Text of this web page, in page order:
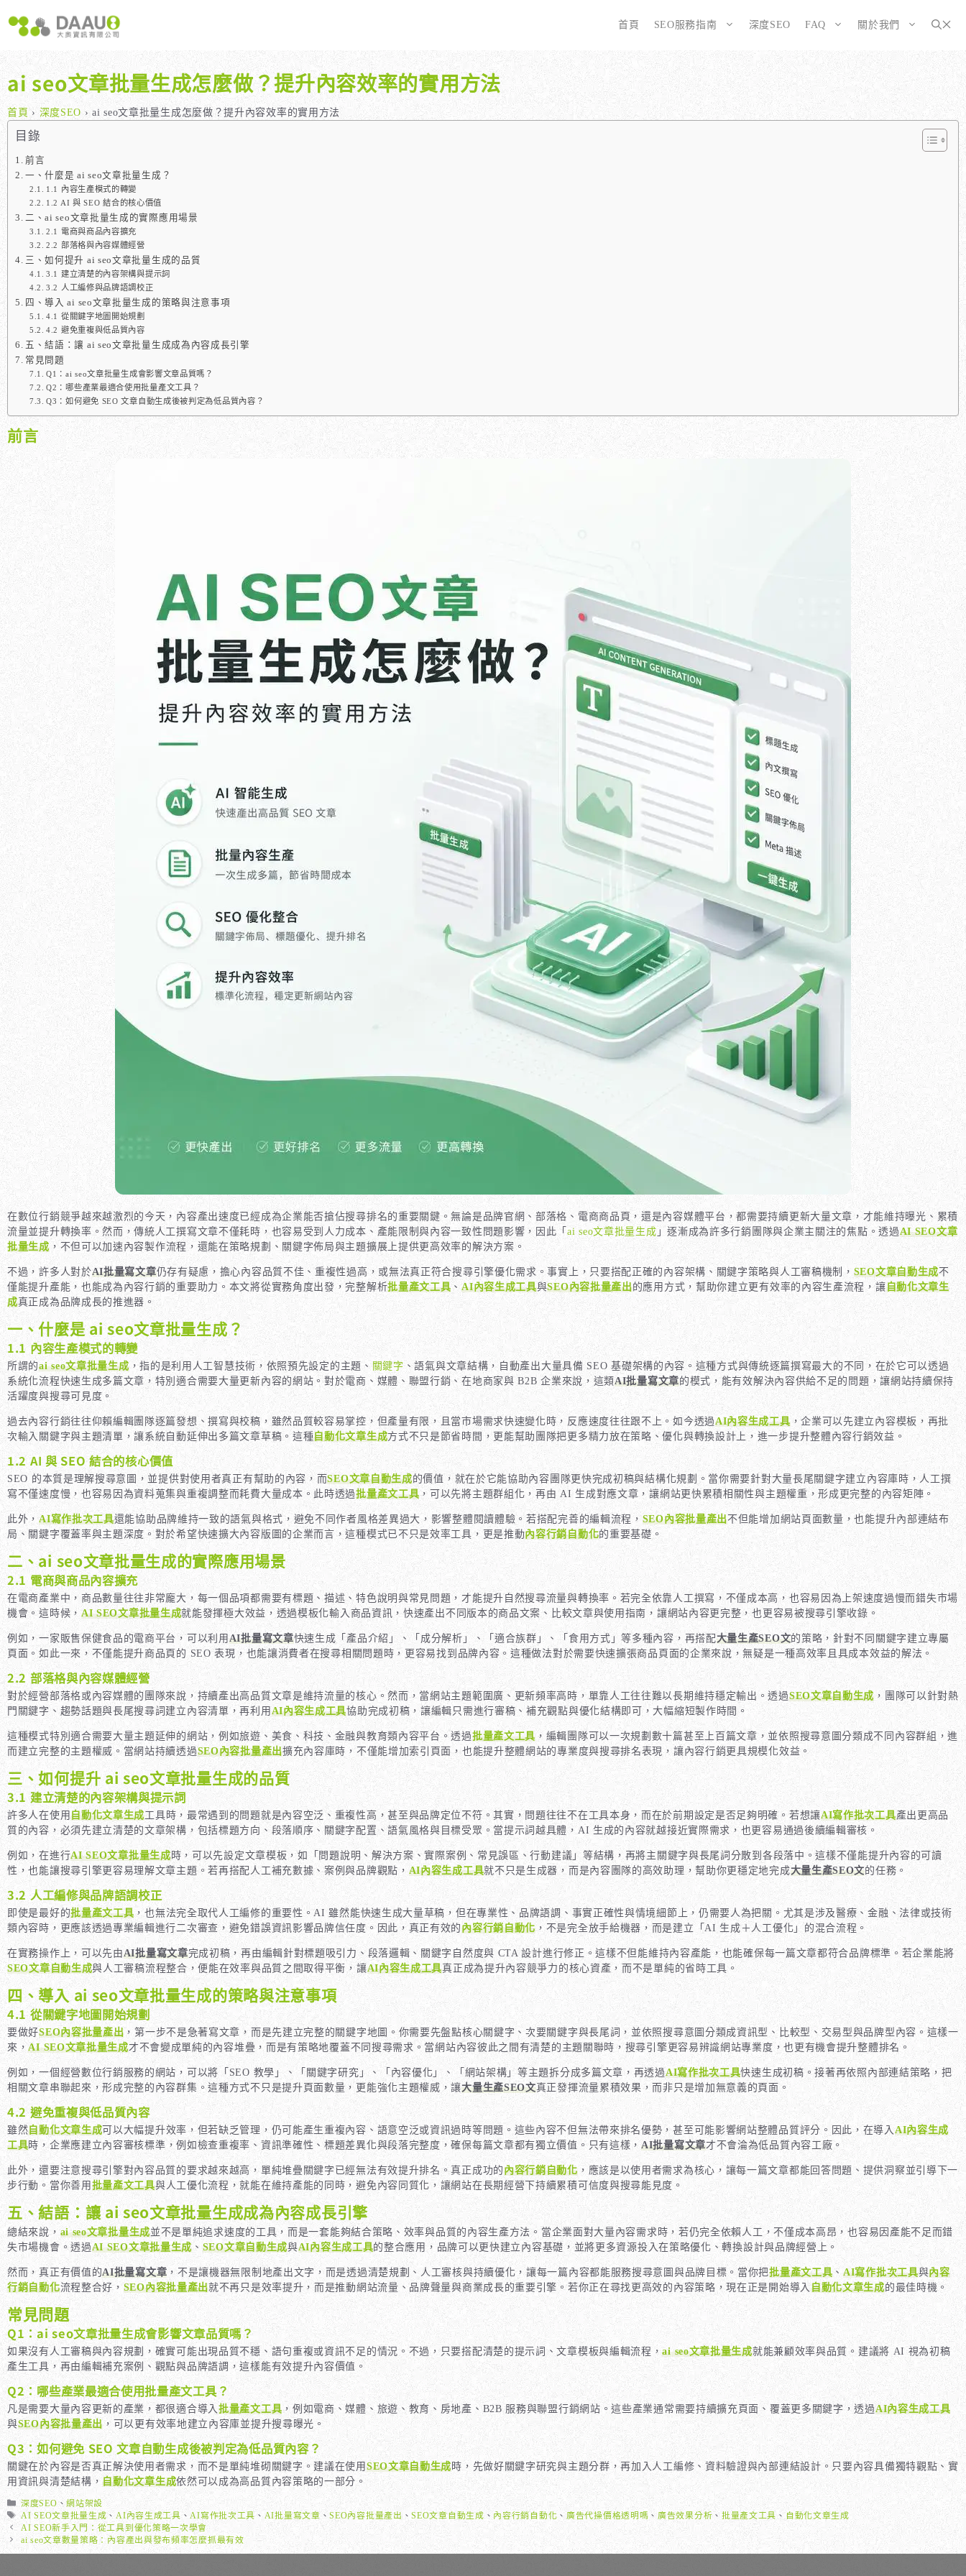
至
內
容
首頁 SEO服務指南
大奧獨家 AISEO矩陣系統｜SEO自動化輕鬆佈局關鍵字
八大專業SEO服務：網站流量快速成長
SEO 救星：你的網站沒有自然流量嗎？
專業SEO撰寫：提升網站SEO自然排序
維基百科：提升品牌形象與SEO的雙贏策略
網站系統開發：打造高效能業務需求的網站
全面優化網站語法：提升SEO表現
關鍵字分析：精準制定SEO策略
為SEO而生的網站
選擇CMS或客製化網站：為您的打造完美SEO網站
深度SEO FAQ
如何開始 SEO？新手指南
SEO 的定義與基本概念
SEO 的運作原理
SEO 的重要性：為什麼企業需要它？
什麼是白帽SEO、灰帽SEO與黑帽SEO？
我們提供哪些 SEO 服務？
如何知道哪些服務最適合我的業務？
廣告行銷基礎知識
廣告平台與策略選擇
大奧資訊的網站架設服務包含哪些項目？
如何確保網站符合 SEO 標準？
關於我們
ai seo文章批量生成怎麼做？提升內容效率的實用方法
首頁 › 深度SEO ›ai seo文章批量生成怎麼做？提升內容效率的實用方法
目錄
前言
一、什麼是 ai seo文章批量生成？
1.1 內容生產模式的轉變
1.2 AI 與 SEO 結合的核心價值
二、ai seo文章批量生成的實際應用場景
2.1 電商與商品內容擴充
2.2 部落格與內容媒體經營
三、如何提升 ai seo文章批量生成的品質
3.1 建立清楚的內容架構與提示詞
3.2 人工編修與品牌語調校正
四、導入 ai seo文章批量生成的策略與注意事項
4.1 從關鍵字地圖開始規劃
4.2 避免重複與低品質內容
五、結語：讓 ai seo文章批量生成成為內容成長引擎
常見問題
Q1：ai seo文章批量生成會影響文章品質嗎？
Q2：哪些產業最適合使用批量產文工具？
Q3：如何避免 SEO 文章自動生成後被判定為低品質內容？
前言
在數位行銷競爭越來越激烈的今天，內容產出速度已經成為企業能否搶佔搜尋排名的重要關鍵。無論是品牌官網、部落格、電商商品頁，還是內容媒體平台，都需要持續更新大量文章，才能維持曝光、累積
流量並提升轉換率。然而，傳統人工撰寫文章不僅耗時，也容易受到人力成本、產能限制與內容一致性問題影響，因此「ai seo文章批量生成 」逐漸成為許多行銷團隊與企業主關注的焦點。透過AI SEO文章
批量生成，不但可以加速內容製作流程，還能在策略規劃、關鍵字佈局與主題擴展上提供更高效率的解決方案。
不過，許多人對於AI批量寫文章仍存有疑慮，擔心內容品質不佳、重複性過高，或無法真正符合搜尋引擎優化需求。事實上，只要搭配正確的內容架構、關鍵字策略與人工審稿機制， SEO文章自動生成不
僅能提升產能，也能成為內容行銷的重要助力。本文將從實務角度出發，完整解析批量產文工具 、AI內容生成工具與SEO內容批量產出的應用方式，幫助你建立更有效率的內容生產流程，讓自動化文章生
成真正成為品牌成長的推進器。
一、什麼是 ai seo文章批量生成？
1.1 內容生產模式的轉變
所謂的ai seo文章批量生成，指的是利用人工智慧技術，依照預先設定的主題、 關鍵字 、語氣與文章結構，自動產出大量具備 SEO 基礎架構的內容。這種方式與傳統逐篇撰寫最大的不同，在於它可以透過
系統化流程快速生成多篇文章，特別適合需要大量更新內容的網站。對於電商、媒體、聯盟行銷、在地商家與 B2B 企業來說，這類AI批量寫文章的模式，能有效解決內容供給不足的問題，讓網站持續保持
活躍度與搜尋可見度。
過去內容行銷往往仰賴編輯團隊逐篇發想、撰寫與校稿，雖然品質較容易掌控，但產量有限，且當市場需求快速變化時，反應速度往往跟不上。如今透過AI內容生成工具，企業可以先建立內容模板，再批
次輸入關鍵字與主題清單，讓系統自動延伸出多篇文章草稿。這種自動化文章生成方式不只是節省時間，更能幫助團隊把更多精力放在策略、優化與轉換設計上，進一步提升整體內容行銷效益。
1.2 AI 與 SEO 結合的核心價值
SEO 的本質是理解搜尋意圖，並提供對使用者真正有幫助的內容，而SEO文章自動生成的價值，就在於它能協助內容團隊更快完成初稿與結構化規劃。當你需要針對大量長尾關鍵字建立內容庫時，人工撰
寫不僅速度慢，也容易因為資料蒐集與重複調整而耗費大量成本。此時透過批量產文工具 ，可以先將主題群組化，再由 AI 生成對應文章，讓網站更快累積相關性與主題權重，形成更完整的內容矩陣。
此外，AI寫作批次工具還能協助品牌維持一致的語氣與格式，避免不同作者風格差異過大，影響整體閱讀體驗。若搭配完善的編輯流程， SEO內容批量產出不但能增加網站頁面數量，也能提升內部連結布
局、關鍵字覆蓋率與主題深度。對於希望快速擴大內容版圖的企業而言，這種模式已不只是效率工具，更是推動內容行銷自動化的重要基礎。
二、ai seo文章批量生成的實際應用場景
2.1 電商與商品內容擴充
在電商產業中，商品數量往往非常龐大，每一個品項都需要有標題、描述、特色說明與常見問題，才能提升自然搜尋流量與轉換率。若完全依靠人工撰寫，不僅成本高，也容易因為上架速度過慢而錯失市場
機會。這時候， AI SEO文章批量生成就能發揮極大效益，透過模板化輸入商品資訊，快速產出不同版本的商品文案、比較文章與使用指南，讓網站內容更完整，也更容易被搜尋引擎收錄。
例如，一家販售保健食品的電商平台，可以利用AI批量寫文章快速生成「產品介紹」、「成分解析」、「適合族群」、「食用方式」等多種內容，再搭配大量生產SEO文的策略，針對不同關鍵字建立專屬
頁面。如此一來，不僅能提升商品頁的 SEO 表現，也能讓消費者在搜尋相關問題時，更容易找到品牌內容。這種做法對於需要快速擴張商品頁面的企業來說，無疑是一種高效率且具成本效益的解法。
2.2 部落格與內容媒體經營
對於經營部落格或內容媒體的團隊來說，持續產出高品質文章是維持流量的核心。然而，當網站主題範圍廣、更新頻率高時，單靠人工往往難以長期維持穩定輸出。透過SEO文章自動生成 ，團隊可以針對熱
門關鍵字、趨勢話題與長尾搜尋詞建立內容清單，再利用 AI內容生成工具協助完成初稿，讓編輯只需進行審稿、補充觀點與優化結構即可，大幅縮短製作時間。
這種模式特別適合需要大量主題延伸的網站，例如旅遊、美食、科技、金融與教育類內容平台。透過批量產文工具 ，編輯團隊可以一次規劃數十篇甚至上百篇文章，並依照搜尋意圖分類成不同內容群組，進
而建立完整的主題權威。當網站持續透過SEO內容批量產出擴充內容庫時，不僅能增加索引頁面，也能提升整體網站的專業度與搜尋排名表現，讓內容行銷更具規模化效益。
三、如何提升 ai seo文章批量生成的品質
3.1 建立清楚的內容架構與提示詞
許多人在使用自動化文章生成工具時，最常遇到的問題就是內容空泛、重複性高，甚至與品牌定位不符。其實，問題往往不在工具本身，而在於前期設定是否足夠明確。若想讓AI寫作批次工具產出更高品
質的內容，必須先建立清楚的文章架構，包括標題方向、段落順序、關鍵字配置、語氣風格與目標受眾。當提示詞越具體，AI 生成的內容就越接近實際需求，也更容易通過後續編輯審核。
例如，在進行AI SEO文章批量生成時，可以先設定文章模板，如「問題說明、解決方案、實際案例、常見誤區、行動建議」等結構，再將主關鍵字與長尾詞分散到各段落中。這樣不僅能提升內容的可讀
性，也能讓搜尋引擎更容易理解文章主題。若再搭配人工補充數據、案例與品牌觀點， AI內容生成工具就不只是生成器，而是內容團隊的高效助理，幫助你更穩定地完成大量生產SEO文的任務。
3.2 人工編修與品牌語調校正
即使是最好的批量產文工具 ，也無法完全取代人工編修的重要性。AI 雖然能快速生成大量草稿，但在專業性、品牌語調、事實正確性與情境細節上，仍需要人為把關。尤其是涉及醫療、金融、法律或技術
類內容時，更應該透過專業編輯進行二次審查，避免錯誤資訊影響品牌信任度。因此，真正有效的內容行銷自動化 ，不是完全放手給機器，而是建立「AI 生成＋人工優化」的混合流程。
在實務操作上，可以先由AI批量寫文章完成初稿，再由編輯針對標題吸引力、段落邏輯、關鍵字自然度與 CTA 設計進行修正。這樣不但能維持內容產能，也能確保每一篇文章都符合品牌標準。若企業能將
SEO文章自動生成與人工審稿流程整合，便能在效率與品質之間取得平衡，讓AI內容生成工具真正成為提升內容競爭力的核心資產，而不是單純的省時工具。
四、導入 ai seo文章批量生成的策略與注意事項
4.1 從關鍵字地圖開始規劃
要做好SEO內容批量產出 ，第一步不是急著寫文章，而是先建立完整的關鍵字地圖。你需要先盤點核心關鍵字、次要關鍵字與長尾詞，並依照搜尋意圖分類成資訊型、比較型、交易型與品牌型內容。這樣一
來，AI SEO文章批量生成才不會變成單純的內容堆疊，而是有策略地覆蓋不同搜尋需求。當網站內容彼此之間有清楚的主題關聯時，搜尋引擎更容易辨識網站專業度，也更有機會提升整體排名。
例如，一個經營數位行銷服務的網站，可以將「SEO 教學」、「關鍵字研究」、「內容優化」、「網站架構」等主題拆分成多篇文章，再透過AI寫作批次工具快速生成初稿。接著再依照內部連結策略，把
相關文章串聯起來，形成完整的內容群集。這種方式不只是提升頁面數量，更能強化主題權威，讓大量生產SEO文真正發揮流量累積效果，而非只是增加無意義的頁面。
4.2 避免重複與低品質內容
雖然自動化文章生成可以大幅提升效率，但若缺乏管理，仍可能產生重複內容、語意空泛或資訊過時等問題。這些內容不但無法帶來排名優勢，甚至可能影響網站整體品質評分。因此，在導入 AI內容生成
工具時，企業應建立內容審核標準，例如檢查重複率、資訊準確性、標題差異化與段落完整度，確保每篇文章都有獨立價值。只有這樣，AI批量寫文章才不會淪為低品質內容工廠。
此外，還要注意搜尋引擎對內容品質的要求越來越高，單純堆疊關鍵字已經無法有效提升排名。真正成功的內容行銷自動化，應該是以使用者需求為核心，讓每一篇文章都能回答問題、提供洞察並引導下一
步行動。當你善用 批量產文工具與人工優化流程，就能在維持產能的同時，避免內容同質化，讓網站在長期經營下持續累積可信度與搜尋能見度。
五、結語：讓 ai seo文章批量生成成為內容成長引擎
總結來說， ai seo文章批量生成並不是單純追求速度的工具，而是一套能夠結合策略、效率與品質的內容生產方法。當企業面對大量內容需求時，若仍完全依賴人工，不僅成本高昂，也容易因產能不足而錯
失市場機會。透過AI SEO文章批量生成 、 SEO文章自動生成與AI內容生成工具的整合應用，品牌可以更快建立內容基礎，並將更多資源投入在策略優化、轉換設計與品牌經營上。
然而，真正有價值的AI批量寫文章 ，不是讓機器無限制地產出文字，而是透過清楚規劃、人工審核與持續優化，讓每一篇內容都能服務搜尋意圖與品牌目標。當你把批量產文工具 、AI寫作批次工具與內容
行銷自動化流程整合好， SEO內容批量產出就不再只是效率提升，而是推動網站流量、品牌聲量與商業成長的重要引擎。若你正在尋找更高效的內容策略，現在正是開始導入 自動化文章生成的最佳時機。
常見問題
Q1：ai seo文章批量生成會影響文章品質嗎？
如果沒有人工審稿與內容規劃，確實可能出現品質不穩、語句重複或資訊不足的情況。不過，只要搭配清楚的提示詞、文章模板與編輯流程，ai seo文章批量生成就能兼顧效率與品質。建議將 AI 視為初稿
產生工具，再由編輯補充案例、觀點與品牌語調，這樣能有效提升內容價值。
Q2：哪些產業最適合使用批量產文工具？
凡是需要大量內容更新的產業，都很適合導入 批量產文工具 ，例如電商、媒體、旅遊、教育、房地產、B2B 服務與聯盟行銷網站。這些產業通常需要持續擴充頁面、覆蓋更多關鍵字，透過AI內容生成工具
與SEO內容批量產出 ，可以更有效率地建立內容庫並提升搜尋曝光。
Q3：如何避免 SEO 文章自動生成後被判定為低品質內容？
關鍵在於內容是否真正解決使用者需求，而不是單純堆砌關鍵字。建議在使用 SEO文章自動生成時，先做好關鍵字研究與主題分群，再加入人工編修、資料驗證與內部連結設計。只要內容具備獨特觀點、實
用資訊與清楚結構，自動化文章生成依然可以成為高品質內容策略的一部分。
分
類
深度SEO 、網站架設
標
籤
AI SEO文章批量生成 、 AI內容生成工具 、 AI寫作批次工具 、 AI批量寫文章 、SEO內容批量產出 、SEO文章自動生成 、 內容行銷自動化 、 廣告代操價格透明嗎 、 廣告效果分析 、 批量產文工具 、 自動化文章生成
AI SEO新手入門：從工具到優化策略一次學會
ai seo文章數量策略：內容產出與發布頻率怎麼抓最有效